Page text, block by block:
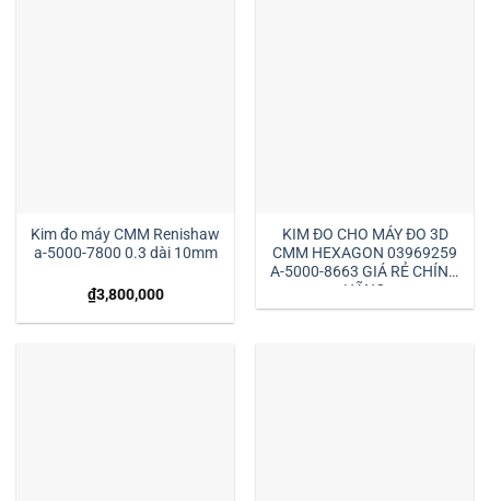
Kim đo máy CMM Renishaw
a-5000-7800 0.3 dài 10mm
₫3,800,000
KIM ĐO CHO MÁY ĐO 3D
CMM HEXAGON 03969259
A-5000-8663 GIÁ RẺ CHÍNH
HÃNG